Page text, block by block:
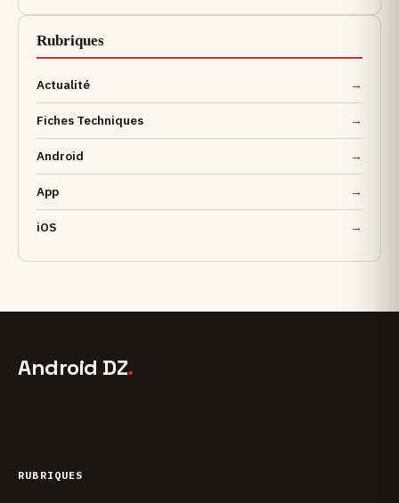
Rubriques
Actualité
Fiches Techniques
Android
App
iOS
Android DZ.
RUBRIQUES